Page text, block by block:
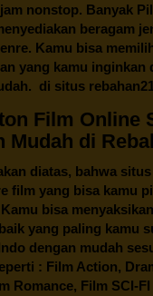
nonstop. Banyak
beragam
Kamu bisa
yang kamu inginkan
di situs
Film Online
Mudah di
diatas, bahwa
film yang bisa kamu
bisa
yang paling kamu
dengan mudah
: Film Action,
Romance, Film SCI-FI